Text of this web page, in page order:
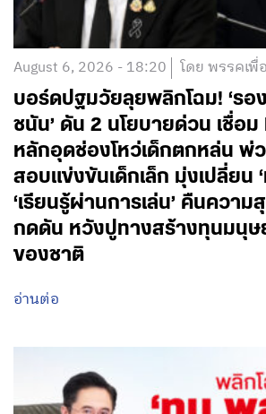
August 6, 2026 - 18:20 โดย พรรคเพื่
บอร์ดปฐมวัยลุยพลิกโฉม! ‘รอ
ชนัน’ ดัน 2 นโยบายด่วน เชื่อม
หลักอุดช่องโหว่เด็กตกหล่น พ่
สอบแข่งขันเด็กเล็ก มุ่งเปลี่ยน ‘
‘เรียนรู้ผ่านการเล่น’ คืนความ
กดดัน หวังปูทางสร้างทุนมนุษ
ของชาติ
อ่านต่อ